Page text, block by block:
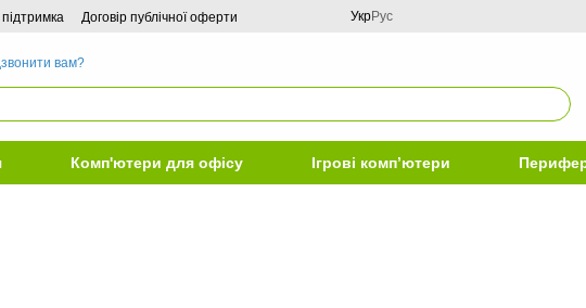
Договір публічної оферти УкрРус
вам?
Комп'ютери для офісу Ігрові комп’ютери